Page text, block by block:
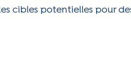
cibles potentielles pour